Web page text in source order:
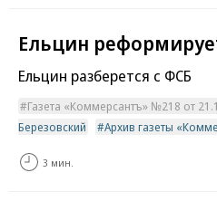
Ельцин
Ельцин разберется с ФСБ
Газета «Коммерсантъ» №218 от
Березовский
Архив газеты
3 мин.